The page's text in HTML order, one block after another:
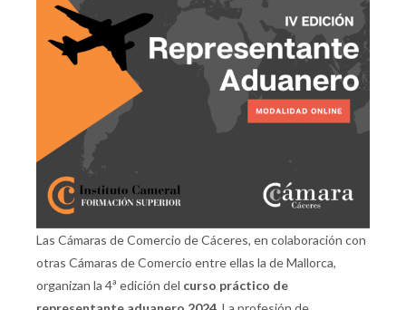
Las Cámaras de Comercio de Cáceres, en colaboración con
otras Cámaras de Comercio entre ellas la de Mallorca,
organizan la 4ª edición del curso práctico de